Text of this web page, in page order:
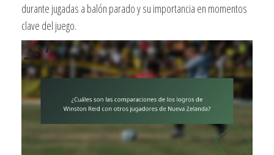
durante jugadas a balón parado y su importancia en momentos
clave del juego.